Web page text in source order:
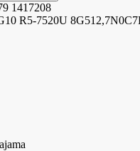
1417208
R5-7520U